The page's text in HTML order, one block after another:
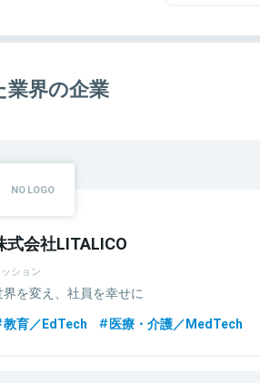
業界の企業
式会社LITALICO
ション
界を変え、社員を幸せに
教育／EdTech
医療・介護／MedTech